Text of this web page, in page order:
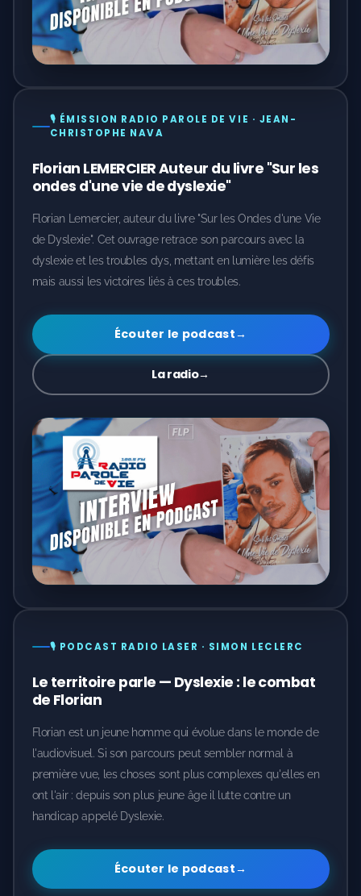
CHRISTOPHE NAVA
ondes d'une vie de dyslexie"
Florian Lemercier, auteur du livre "Sur les Ondes d'une Vie
de Dyslexie". Cet ouvrage retrace son parcours avec la
dyslexie et les troubles dys, mettant en lumière les défis
mais aussi les victoires liés à ces troubles.
La radio→
de Florian
Florian est un jeune homme qui évolue dans le monde de
l'audiovisuel. Si son parcours peut sembler normal à
première vue, les choses sont plus complexes qu'elles en
ont l'air : depuis son plus jeune âge il lutte contre un
handicap appelé Dyslexie.